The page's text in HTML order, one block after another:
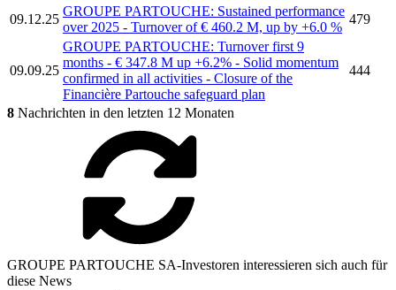
09.12.25
GROUPE PARTOUCHE: Sustained performance
over 2025 - Turnover of € 460.2 M, up by +6.0 %
479
09.09.25
GROUPE PARTOUCHE: Turnover first 9
months - € 347.8 M up +6.2% - Solid momentum
confirmed in all activities - Closure of the
Financière Partouche safeguard plan
444
8 Nachrichten in den letzten 12 Monaten
GROUPE PARTOUCHE SA-Investoren interessieren sich auch für
diese News